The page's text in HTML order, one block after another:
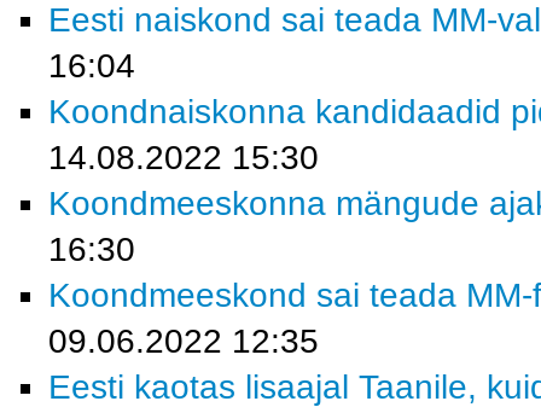
Eesti naiskond sai teada MM-
16:04
Koondnaiskonna kandidaadid
14.08.2022 15:30
Koondmeeskonna mängude
16:30
Koondmeeskond sai teada
09.06.2022 12:35
Eesti kaotas lisaajal Taanile,